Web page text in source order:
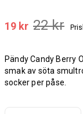
19 kr 22 kr
Pändy Candy Berry
smak av söta
socker per påse.